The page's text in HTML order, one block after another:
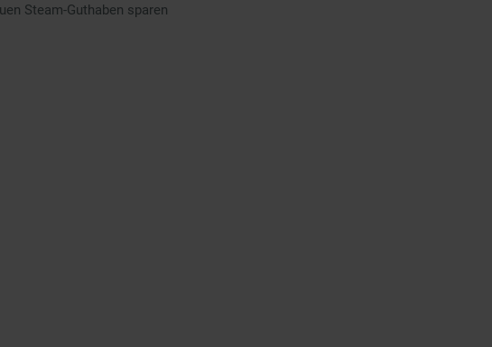
Steam-Guthaben sparen